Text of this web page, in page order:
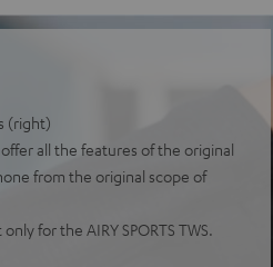
(right)
all the features of the original
from the original scope of
for the AIRY SPORTS TWS.